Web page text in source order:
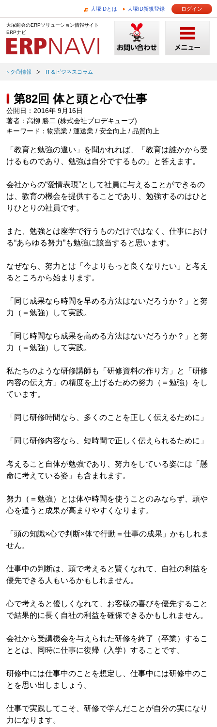
大塚IDとは 大塚ID新規登録 ログイン
大塚商会のERPソリューション情報サイト
ERPナビ
トク◎情報 IT＆ビジネスコラム
第82回 体と頭と心で仕事
公開日：2016年 9月16日
著者：高柳 勝二 (株式会社プロデキューブ)
キーワード：物流業 / 運送業 / 安全向上 / 品質向上
「教育と勉強の違い」を聞かれれば、「教育は誰かから受
けるものであり、勉強は自分でするもの」と答えます。
会社からの“愛情表現”として社員に与えることができるの
は、教育の機会を提供することであり、勉強するのはひと
りひとりの社員です。
また、勉強とは座学で行うものだけではなく、仕事におけ
る“あらゆる努力”も勉強に該当すると思います。
なぜなら、努力とは「今よりもっと良くなりたい」と考え
るところから始まります。
「同じ成果なら時間を早める方法はないだろうか？」と努
力（＝勉強）して実践。
「同じ時間なら成果を高める方法はないだろうか？」と努
力（＝勉強）して実践。
私たちのような研修講師も「研修資料の作り方」と「研修
内容の伝え方」の精度を上げるための努力（＝勉強）をし
ています。
「同じ研修時間なら、多くのことを正しく伝えるために」
「同じ研修内容なら、短時間で正しく伝えられるために」
考えること自体が勉強であり、努力をしている姿には「懸
命に考えている姿」も含まれます。
努力（＝勉強）とは体や時間を使うことのみならず、頭や
心を遣うと成果が高まりやすくなります。
「頭の知識×心で判断×体で行動＝仕事の成果」かもしれま
せん。
仕事中の判断は、頭で考えると賢くなれて、自社の利益を
優先できる人もいるかもしれません。
心で考えると優しくなれて、お客様の喜びを優先すること
で結果的に長く自社の利益を確保できるかもしれません。
会社から受講機会を与えられた研修を終了（卒業）するこ
ととは、同時に仕事に復帰（入学）することです。
研修中には仕事中のことを想定し、仕事中には研修中のこ
とを思い出しましょう。
仕事で実践してこそ、研修で学んだことが自分の実になり
力になります。